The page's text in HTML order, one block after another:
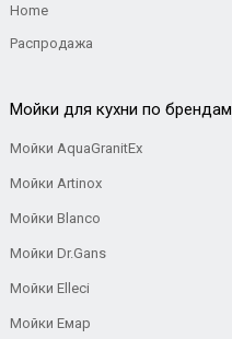
Home
Распродажа
Мойки для кухни по брендам
Мойки AquaGranitEx
Мойки Artinox
Мойки Blanco
Мойки Dr.Gans
Мойки Elleci
Мойки Емар